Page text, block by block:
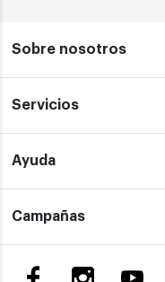
Sobre nosotros
Servicios
Ayuda
Campañas